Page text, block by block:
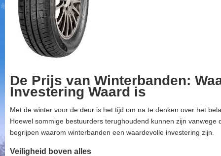
De Prijs van Winterbanden:
Investering Waard is
Met de winter voor de deur is het tijd om na te denken over het
Hoewel sommige bestuurders terughoudend kunnen zijn vanwege
begrijpen waarom winterbanden een waardevolle investering zijn.
Veiligheid boven alles